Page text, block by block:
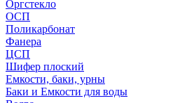
Оргстекло
ОСП
Поликарбонат
Фанера
ЦСП
Шифер плоский
Емкости, баки, урны
Баки и Емкости для воды